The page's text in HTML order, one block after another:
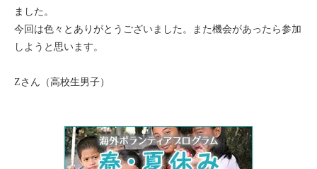
スリランカ
中国/海南島
ました。
今回は色々とありがとうございました。また機会があったら参加
しようと思います。
Zさん（高校生男子）